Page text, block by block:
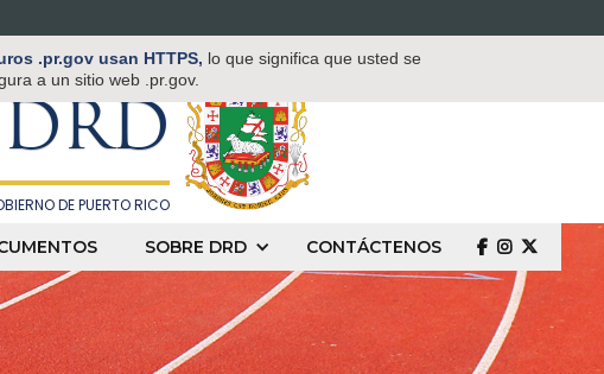
.pr.gov usan HTTPS, lo que significa que usted se
a un sitio web .pr.gov.
DEPARTAMENTO DE
Y DEPORTES
DRD
DE PUERTO RICO
SOBRE DRD CONTÁCTENOS   